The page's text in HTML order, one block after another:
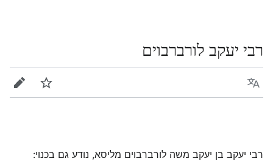
רבי יעקב לורברבוים
שפה מעקב
רבי יעקב בן יעקב משה לורברבוים מליסא, נודע גם בכנוי: